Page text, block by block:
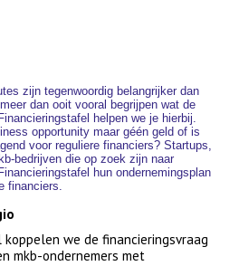
zijn tegenwoordig belangrijker dan
dan ooit vooral begrijpen wat de
helpen we je hierbij.
opportunity maar géén geld of is
voor reguliere financiers? Startups,
bedrijven die op zoek zijn naar
hun ondernemingsplan
financiers.
we de financieringsvraag
mkb-ondernemers met